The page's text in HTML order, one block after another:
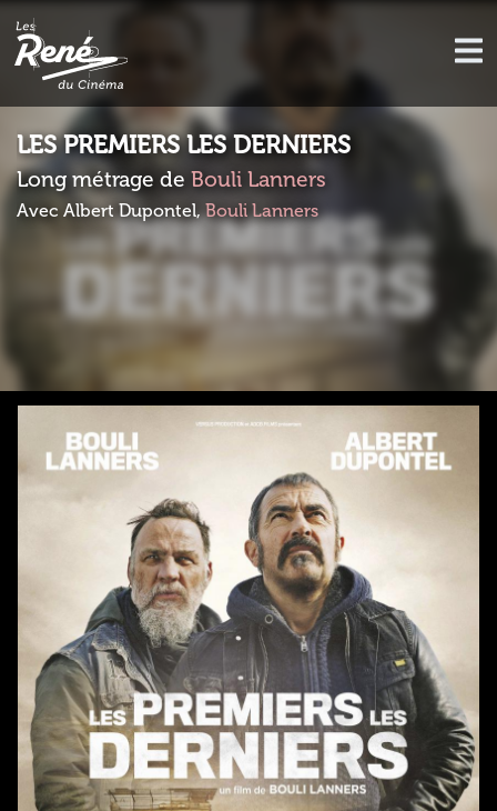
LES PREMIERS LES DERNIERS
Long métrage de Bouli Lanners
Avec Albert Dupontel,Bouli Lanners